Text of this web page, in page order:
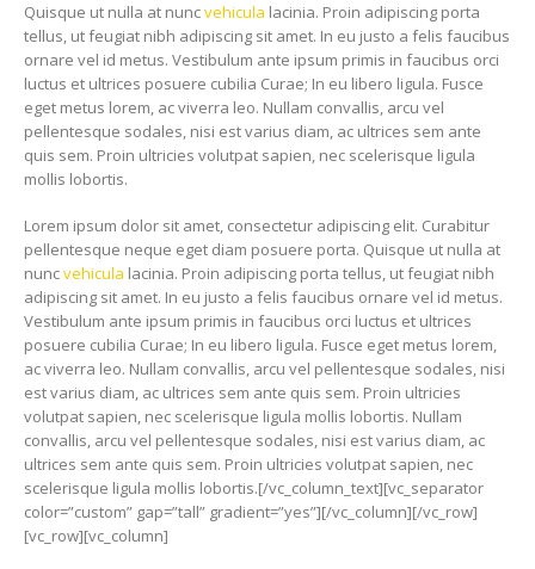
Quisque ut nulla at nuncvehicula lacinia. Proin adipiscing porta
tellus, ut feugiat nibh adipiscing sit amet. In eu justo a felis faucibus
ornare vel id metus. Vestibulum ante ipsum primis in faucibus orci
luctus et ultrices posuere cubilia Curae; In eu libero ligula. Fusce
eget metus lorem, ac viverra leo. Nullam convallis, arcu vel
pellentesque sodales, nisi est varius diam, ac ultrices sem ante
quis sem. Proin ultricies volutpat sapien, nec scelerisque ligula
mollis lobortis.
Lorem ipsum dolor sit amet, consectetur adipiscing elit. Curabitur
pellentesque neque eget diam posuere porta. Quisque ut nulla at
nuncvehicula lacinia. Proin adipiscing porta tellus, ut feugiat nibh
adipiscing sit amet. In eu justo a felis faucibus ornare vel id metus.
Vestibulum ante ipsum primis in faucibus orci luctus et ultrices
posuere cubilia Curae; In eu libero ligula. Fusce eget metus lorem,
ac viverra leo. Nullam convallis, arcu vel pellentesque sodales, nisi
est varius diam, ac ultrices sem ante quis sem. Proin ultricies
volutpat sapien, nec scelerisque ligula mollis lobortis. Nullam
convallis, arcu vel pellentesque sodales, nisi est varius diam, ac
ultrices sem ante quis sem. Proin ultricies volutpat sapien, nec
scelerisque ligula mollis lobortis.[/vc_column_text][vc_separator
color=”custom” gap=”tall” gradient=”yes”][/vc_column][/vc_row]
[vc_row][vc_column]